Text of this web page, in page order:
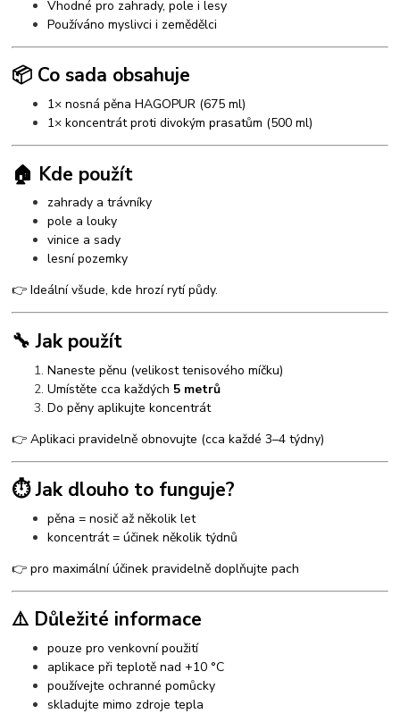
Vhodné pro zahrady, pole i lesy
Používáno myslivci i zemědělci
📦 Co sada obsahuje
1× nosná pěna HAGOPUR (675 ml)
1× koncentrát proti divokým prasatům (500 ml)
🏠 Kde použít
zahrady a trávníky
pole a louky
vinice a sady
lesní pozemky
👉 Ideální všude, kde hrozí rytí půdy.
🔧 Jak použít
Naneste pěnu (velikost tenisového míčku)
Umístěte cca každých 5 metrů
Do pěny aplikujte koncentrát
👉 Aplikaci pravidelně obnovujte (cca každé 3–4 týdny)
⏱️ Jak dlouho to funguje?
pěna = nosič až několik let
koncentrát = účinek několik týdnů
👉 pro maximální účinek pravidelně doplňujte pach
⚠️ Důležité informace
pouze pro venkovní použití
aplikace při teplotě nad +10 °C
používejte ochranné pomůcky
skladujte mimo zdroje tepla